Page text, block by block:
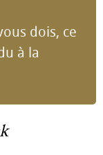
dois, ce
à la